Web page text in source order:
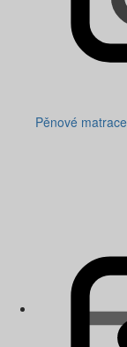
Pěnové matrace